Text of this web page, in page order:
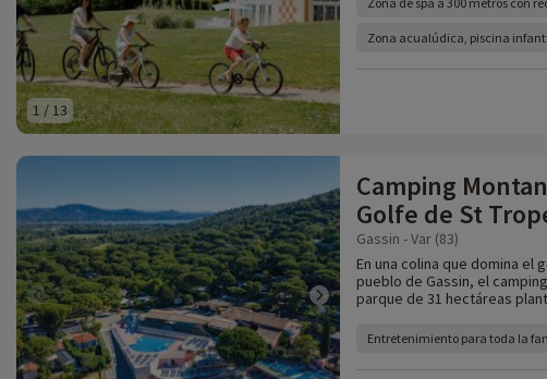
1 /13
Zona acualúdica, piscina
Camping
Golfe de St
Gassin - Var (83)
En una colina que domina el
pueblo de Gassin, el
parque de 31 hectáreas
Entretenimiento para toda la